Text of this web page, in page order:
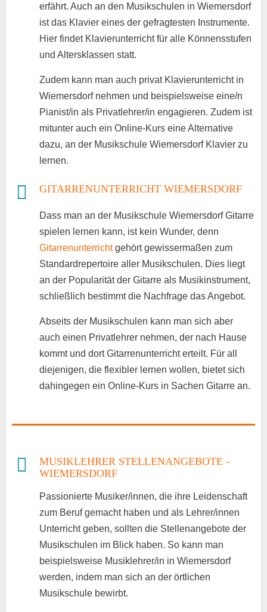
erfährt. Auch an den Musikschulen in Wiemersdorf
ist das Klavier eines der gefragtesten Instrumente.
Hier findet Klavierunterricht für alle Könnensstufen
und Altersklassen statt.
Zudem kann man auch privat Klavierunterricht in
Wiemersdorf nehmen und beispielsweise eine/n
Pianist/in als Privatlehrer/in engagieren. Zudem ist
mitunter auch ein Online-Kurs eine Alternative
dazu, an der Musikschule Wiemersdorf Klavier zu
lernen.
GITARRENUNTERRICHT WIEMERSDORF
Dass man an der Musikschule Wiemersdorf Gitarre
spielen lernen kann, ist kein Wunder, denn
Gitarrenunterrichtgehört gewissermaßen zum
Standardrepertoire aller Musikschulen. Dies liegt
an der Popularität der Gitarre als Musikinstrument,
schließlich bestimmt die Nachfrage das Angebot.
Abseits der Musikschulen kann man sich aber
auch einen Privatlehrer nehmen, der nach Hause
kommt und dort Gitarrenunterricht erteilt. Für all
diejenigen, die flexibler lernen wollen, bietet sich
dahingegen ein Online-Kurs in Sachen Gitarre an.
MUSIKLEHRER STELLENANGEBOTE -
WIEMERSDORF
Passionierte Musiker/innen, die ihre Leidenschaft
zum Beruf gemacht haben und als Lehrer/innen
Unterricht geben, sollten die Stellenangebote der
Musikschulen im Blick haben. So kann man
beispielsweise Musiklehrer/in in Wiemersdorf
werden, indem man sich an der örtlichen
Musikschule bewirbt.